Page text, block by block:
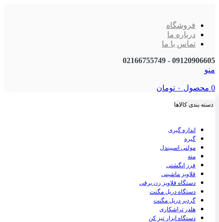
فروشگاه
درباره ما
تماس با ما
09120906605 - 02166755749
منو
0 محصول ۰ تومان
دسته بندی کالاها
اندازه گیری
گیره
مولتی اسپیندل
مته
فرز انگشتی
قلاویز ماشینی
دستگاه قلاویز زن برقی
دستگاه دریل مگنت
گردبر دریل مگنت
هلدر تراشکاری
دستگاه ابزار تیز کن